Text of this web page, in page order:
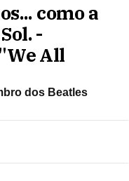
como a
-
All
dos Beatles